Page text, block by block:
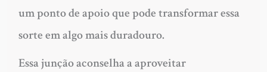
um ponto de apoio que pode transformar essa
sorte em algo mais duradouro.
Essa junção aconselha a aproveitar